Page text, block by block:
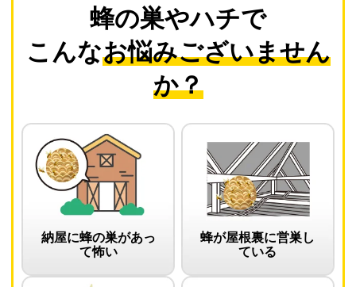
後払いについて
蜂の巣やハチで
こんなお悩みございません
か？
納屋に蜂の巣があっ
て怖い
蜂が屋根裏に営巣し
ている